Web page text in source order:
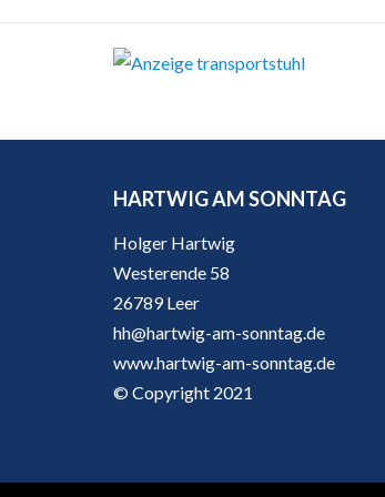
HARTWIG AM SONNTAG
Holger Hartwig
Westerende 58
26789 Leer
hh@hartwig-am-sonntag.de
www.hartwig-am-sonntag.de
© Copyright 2021